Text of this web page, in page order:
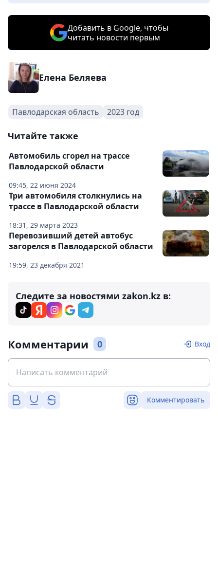
Добавить в Google, чтобы
читать новости первым
Елена Беляева
Павлодарская область 2023 год
Читайте также
09:45, 22 июня 2024
Автомобиль сгорел на трассе
Павлодарской области
18:31, 29 марта 2023
Три автомобиля столкнулись на
трассе в Павлодарской области
19:59, 23 декабря 2021
Перевозивший детей автобус
загорелся в Павлодарской области
Следите за новостями zakon.kz в:
Комментарии 0 Вход
Комментировать